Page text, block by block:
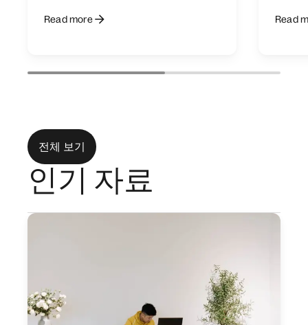
Read more Read
인기 자료
전체 보기